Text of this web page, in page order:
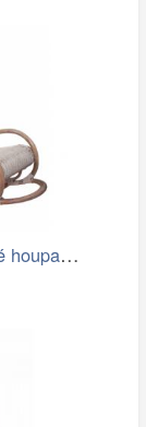
Vingo Ratanové houpací křeslo - bílá…